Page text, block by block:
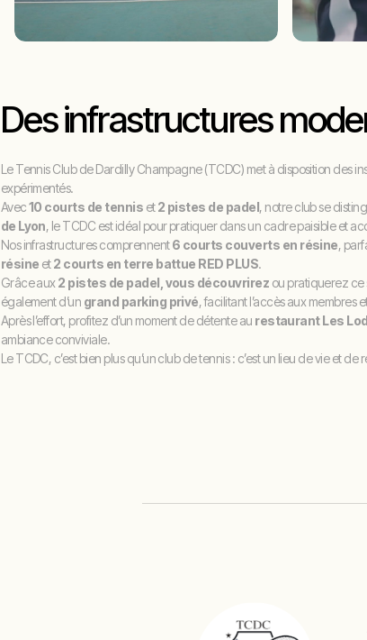
Des infrastructures
Le Tennis Club de Dardilly Champagne (TCDC) met à disposition des
expérimentés.
Avec10 courts de tennis et2 pistes de padel, notre club se
de Lyon, le TCDC est idéal pour pratiquer dans un cadre paisible et
Nos infrastructures comprennent6 courts couverts en résine,
résine et2 courts en terre battue RED PLUS.
Grâce aux2 pistes de padel, vous découvrirez ou pratiquerez ce
également d’un grand parking privé, facilitant l’accès aux membres
Après l’effort, profitez d’un moment de détente au restaurant Les
ambiance conviviale.
Le TCDC, c’est bien plus qu’un club de tennis : c’est un lieu de vie et